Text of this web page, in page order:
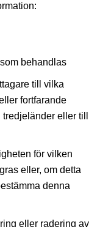
behandlas
till vilka
fortfarande
eller till
för vilken
eller, om detta
denna
eller radering av